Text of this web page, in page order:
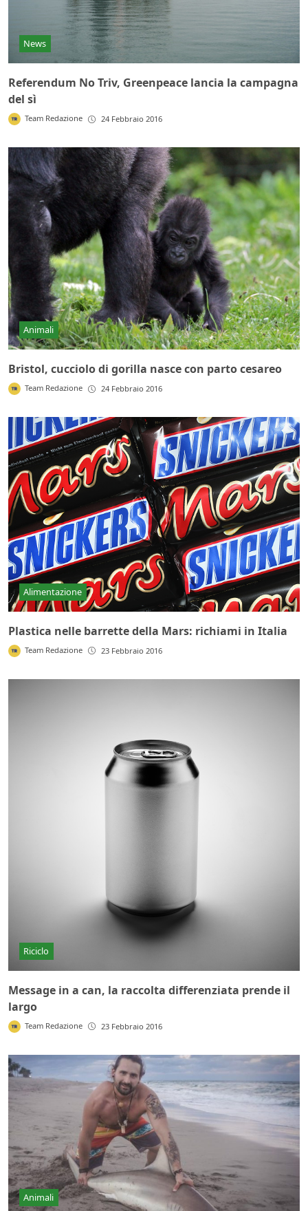
News
Referendum No Triv, Greenpeace lancia la campagna
del sì
Team Redazione 24 Febbraio 2016
Animali
Bristol, cucciolo di gorilla nasce con parto cesareo
Team Redazione 24 Febbraio 2016
Alimentazione
Plastica nelle barrette della Mars: richiami in Italia
Team Redazione 23 Febbraio 2016
Riciclo
Message in a can, la raccolta differenziata prende il
largo
Team Redazione 23 Febbraio 2016
Animali